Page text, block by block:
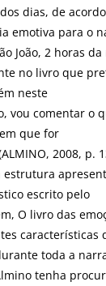
dias, de
emotiva para o
João, 2 horas
no livro que
neste
vou comentar o
que for
2008, p.
estrutura
escrito pelo
O livro das
características
toda a
tenha